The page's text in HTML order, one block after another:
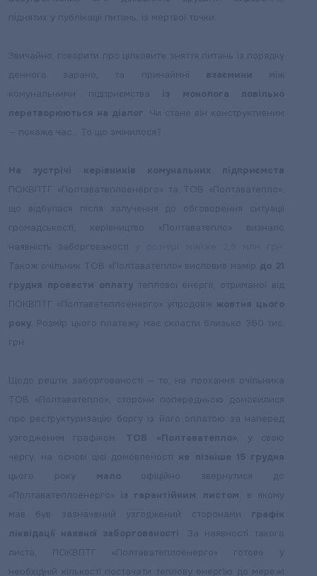
піднятих у публікації питань, із мертвої точки.
Звичайно, говорити про цілковите зняття питань із порядку
денного зарано, та принаймні взаємини
між
комунальними підприємства із монолога повільно
перетворюються на діалог . Чи стане він конструктивним
— покаже час… То що змінилося?
На зустрічі керівників комунальних підприємств
ПОКВПТГ «Полтаватеплоенерго» та ТОВ «Полтаватепло»,
що відбулася після залучення до обговорення ситуації
громадськості, керівництво «Полтаватепло» визнало
наявність заборгованості
Також очільник ТОВ «Полтаватепло» висловив намір до 21
грудня провести оплатутеплової енергії, отриманої від
ПОКВПТГ «Полтаватеплоенерго» упродовж жовтня цього
року . Розмір цього платежу має скласти близько 360 тис.
грн.
Щодо решти заборгованості — то, на прохання очільника
ТОВ «Полтаватепло», сторони попередньою домовилися
про реструктуризацію боргу із його оплатою за наперед
узгодженим графіком. ТОВ «Полтаватепло» , у свою
чергу, на основі цієї домовленості не пізніше 15 грудня
цього року мало офіційно звернутися до
«Полтаватеплоенерго» із гарантійним листом , в якому
мав був зазначений узгоджений сторонами графік
ліквідації наявної заборгованості
. За наявності такого
листа, ПОКВПТГ «Полтаватеплоенерго» готове у
необхідній кількості постачати теплову енергію до мережі